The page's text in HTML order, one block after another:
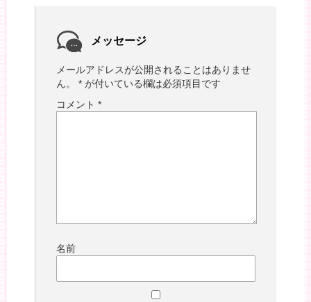
メッセージ
メールアドレスが公開されることはありませ
ん。
* が付いている欄は必須項目です
コメント *
名前